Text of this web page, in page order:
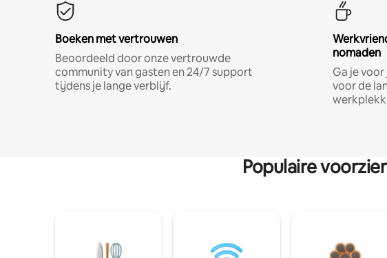
Boeken met vertrouwen
Beoordeeld door onze vertrouwde
community van gasten en 24/7 support
tijdens je lange verblijf.
nomaden
Ga je
voor de
Populaire